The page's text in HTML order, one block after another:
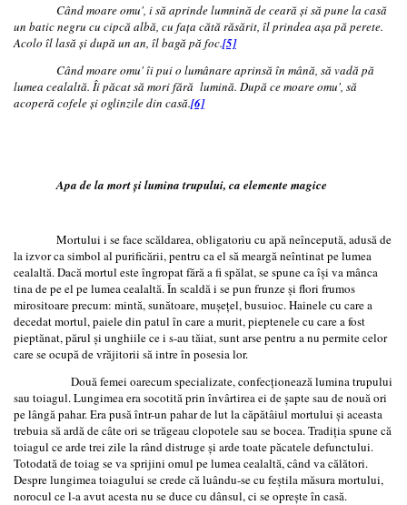
Când moare omu', i să aprinde lumnină de ceară şi să pune la casă
un batic negru cu cipcă albă, cu faţa cătă răsărit, îl prindea aşa păperete.
Acolo îl lasă şi după un an, îl bagă pă foc.[5]
Când moare omu' îi pui o lumânare aprinsă în mână, să vadă pă
lumea cealaltă. Îi păcat să mori fără lumină. După ce moare omu', să
acoperă cofele şi oglinzile din casă.[6]
Apa de la mort şi lumina trupului, ca elemente magice
Mortului i se face scăldarea, obligatoriu cu apă neîncepută, adusă de
la izvor ca simbol al purificării, pentru ca el să meargă neîntinat pe lumea
cealaltă. Dacă mortul este îngropat fără a fi spălat, se spune ca îşi va mânca
tina de pe el pe lumea cealaltă. În scaldă i se pun frunze şi flori frumos
mirositoare precum: mintă, sunătoare, muşeţel, busuioc. Hainele cu care a
decedat mortul, paiele din patul în care a murit, pieptenele cu care a fost
pieptănat, părul şi unghiile ce i s-au tăiat, sunt arse pentru a nu permite celor
care se ocupă de vrăjitorii să intre în posesia lor.
Două femei oarecum specializate, confecţionează lumina trupului
sau toiagul. Lungimea era socotită prin învârtirea ei de şapte sau de nouă ori
pe lângă pahar. Era pusă într-un pahar de lut la căpătâiul mortului şi aceasta
trebuia să ardă de câte ori se trăgeau clopotele sau se bocea. Tradiţia spune că
toiagul ce arde trei zile la rând distruge şi arde toate păcatele defunctului.
Totodată de toiag se va sprijini omul pe lumea cealaltă, când va călători.
Despre lungimea toiagului se crede că luându-se cu feştila măsura mortului,
norocul ce l-a avut acesta nu se duce cu dânsul, ci se opreşte în casă.